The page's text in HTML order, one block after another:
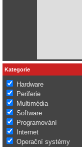
Kategorie
Hardware
Periferie
Multimédia
Software
Programování
Internet
Operační systémy